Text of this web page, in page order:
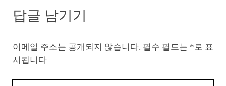
답글 남기기
이메일 주소는 공개되지 않습니다. 필수 필드는 *로 표
시됩니다